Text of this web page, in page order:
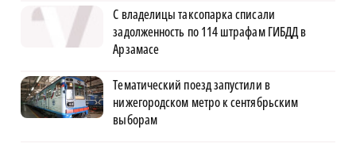
С владелицы таксопарка списали
задолженность по 114 штрафам ГИБДД в
Арзамасе
Тематический поезд запустили в
нижегородском метро к сентябрьским
выборам